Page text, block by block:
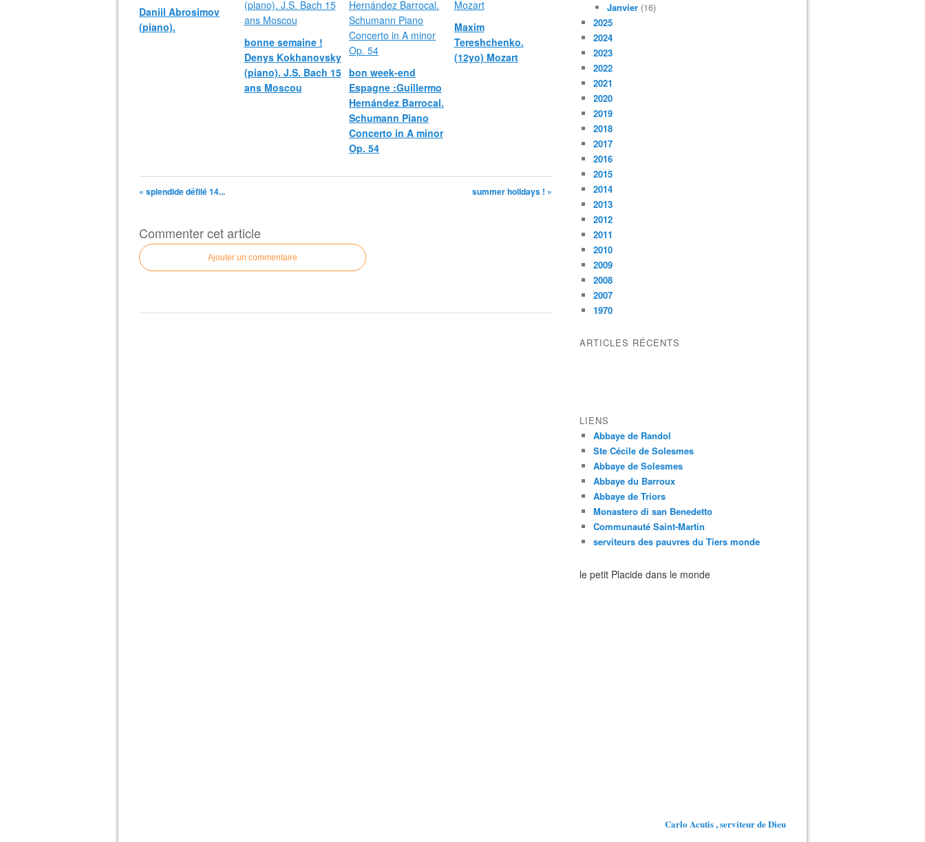
Daniil Abrosimov
(piano).
bonne semaine !
Denys Kokhanovsky
(piano). J.S. Bach 15
ans Moscou
bon week-end
Espagne :Guillermo
Hernández Barrocal.
Schumann Piano
Concerto in A minor
Op. 54
Maxim
Tereshchenko.
(12yo) Mozart
« splendide défilé 14... summer holidays ! »
Commenter cet article
Ajouter un commentaire
Janvier (16)
2025
2024
2023
2022
2021
2020
2019
2018
2017
2016
2015
2014
2013
2012
2011
2010
2009
2008
2007
1970
ARTICLES RÉCENTS
LIENS
Abbaye de Randol
Ste Cécile de Solesmes
Abbaye de Solesmes
Abbaye du Barroux
Abbaye de Triors
Monastero di san Benedetto
Communauté Saint-Martin
serviteurs des pauvres du Tiers monde
le petit Placide dans le monde
Carlo Acutis , serviteur de Dieu